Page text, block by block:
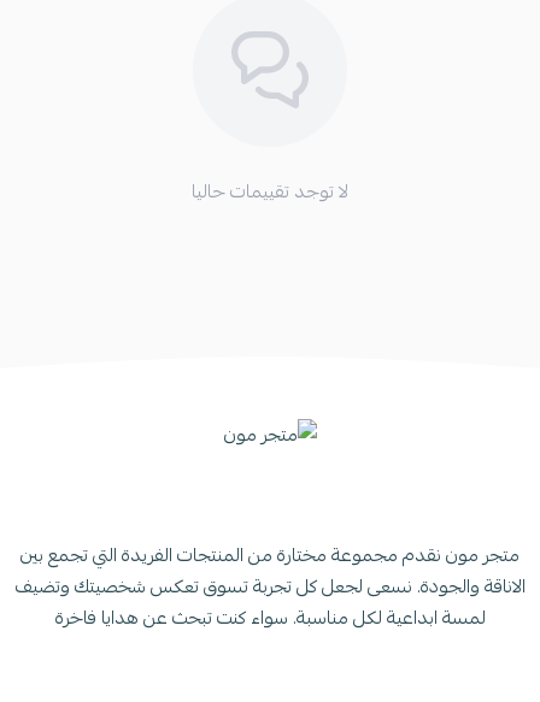
لا توجد تقييمات حاليا
متجر مون نقدم مجموعة مختارة من المنتجات الفريدة التي تجمع بين
الاناقة والجودة. نسعى لجعل كل تجربة تسوق تعكس شخصيتك وتضيف
لمسة ابداعية لكل مناسبة. سواء كنت تبحث عن هدايا فاخرة